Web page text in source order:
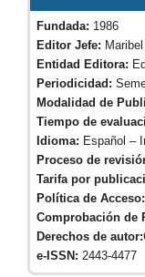
Fundada: 1986
Editor Jefe:
Entidad Editora:
Periodicidad:
Modalidad de
Tiempo de
Idioma: Español –
Proceso de
Tarifa por
Política de Acceso:
Comprobación de
Derechos de autor:
e-ISSN: 2443-4477